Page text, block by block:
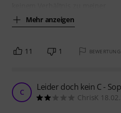
Mehr anzeigen
11 1
C Leider doch kein C -
ChrisK